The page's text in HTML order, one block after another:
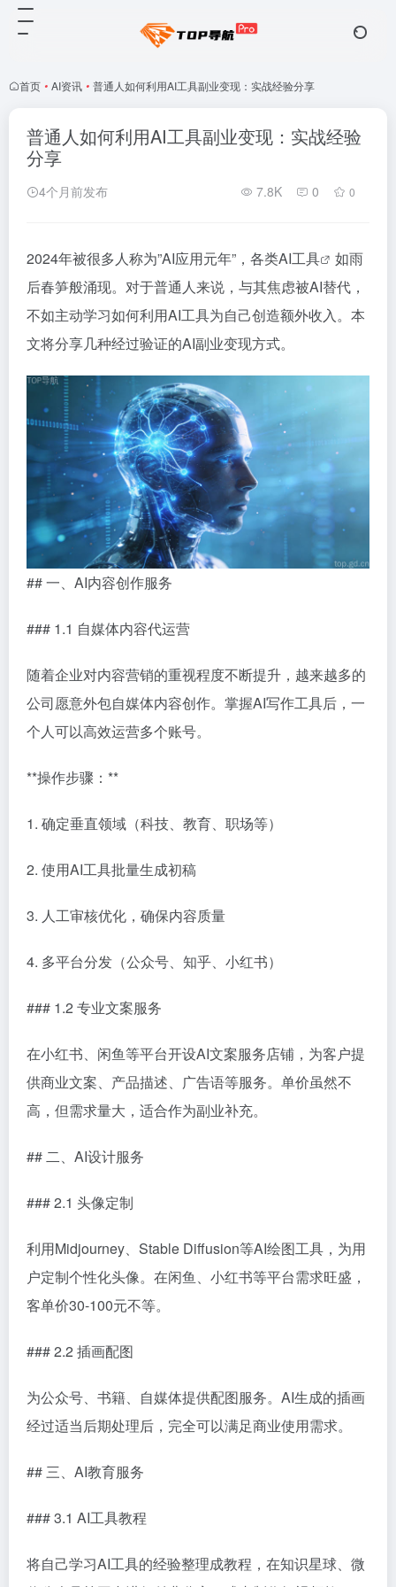
首页 • AI资讯 • 普通人如何利用AI工具副业变现：实战经验分享
普通人如何利用AI工具副业变现：实战经验
分享
4个月前发布 7.8K 0 0
2024年被很多人称为”AI应用元年”，各类AI工具
如雨
后春笋般涌现。对于普通人来说，与其焦虑被AI替代，
不如主动学习如何利用AI工具为自己创造额外收入。本
文将分享几种经过验证的AI副业变现方式。
## 一、AI内容创作服务
### 1.1 自媒体内容代运营
随着企业对内容营销的重视程度不断提升，越来越多的
公司愿意外包自媒体内容创作。掌握AI写作工具后，一
个人可以高效运营多个账号。
**操作步骤：**
1. 确定垂直领域（科技、教育、职场等）
2. 使用AI工具批量生成初稿
3. 人工审核优化，确保内容质量
4. 多平台分发（公众号、知乎、小红书）
### 1.2 专业文案服务
在小红书、闲鱼等平台开设AI文案服务店铺，为客户提
供商业文案、产品描述、广告语等服务。单价虽然不
高，但需求量大，适合作为副业补充。
## 二、AI设计服务
### 2.1 头像定制
利用Midjourney、Stable Diffusion等AI绘图工具，为用
户定制个性化头像。在闲鱼、小红书等平台需求旺盛，
客单价30-100元不等。
### 2.2 插画配图
为公众号、书籍、自媒体提供配图服务。AI生成的插画
经过适当后期处理后，完全可以满足商业使用需求。
## 三、AI教育服务
### 3.1 AI工具教程
将自己学习AI工具的经验整理成教程，在知识星球、微